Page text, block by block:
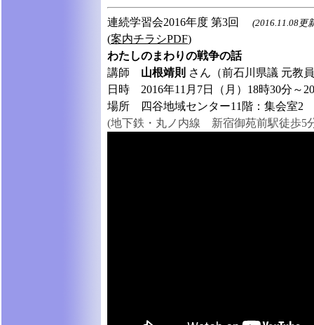
連続学習会2016年度 第3回 (2016.11.08更
(案内チラシPDF)
わたしのまわりの戦争の話
講師 山根靖則 さん （前石川県議 元教
日時 2016年11月7日（月）18時30分～
場所
四谷地域センター11階：集会室2
(地下鉄・丸ノ内線 新宿御苑前駅徒歩5